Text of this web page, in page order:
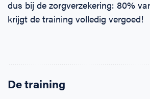
dus bij de zorgverzekering: 80%
krijgt de training volledig vergoed!
De training